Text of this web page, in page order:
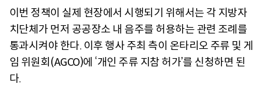
이번 정책이 실제 현장에서 시행되기 위해서는 각 지방자
치단체가 먼저 공공장소 내 음주를 허용하는 관련 조례를
통과시켜야 한다. 이후 행사 주최 측이 온타리오 주류 및 게
임 위원회(AGCO)에 ‘개인 주류 지참 허가’를 신청하면 된
다.